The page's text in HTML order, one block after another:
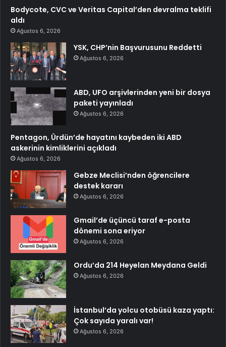
Bodycote, CVC ve Veritas Capital’den devralma teklifi
aldı
Ağustos 6, 2026
YSK, CHP’nin Başvurusunu Reddetti
Ağustos 6, 2026
ABD, UFO arşivlerinden yeni bir dosya
paketi yayınladı
Ağustos 6, 2026
Pentagon, Ürdün’de hayatını kaybeden iki ABD
askerinin kimliklerini açıkladı
Ağustos 6, 2026
Gebze Meclisi’nden öğrencilere
destek kararı
Ağustos 6, 2026
Gmail’de üçüncü taraf e-posta
dönemi sona eriyor
Ağustos 6, 2026
Ordu’da 214 Heyelan Meydana Geldi
Ağustos 6, 2026
İstanbul’da yolcu otobüsü kaza yaptı:
Çok sayıda yaralı var!
Ağustos 6, 2026